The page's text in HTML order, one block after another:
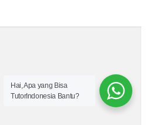
Hai, Apa yang Bisa
TutorIndonesia Bantu?